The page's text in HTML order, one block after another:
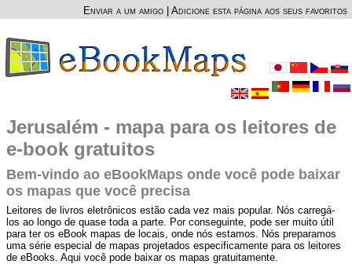
Enviar a um amigo Adicione esta página aos seus favoritos
Jerusalém - mapa para os leitores de
e-book gratuitos
Bem-vindo ao eBookMaps onde você pode baixar
os mapas que você precisa
Leitores de livros eletrônicos estão cada vez mais popular. Nós carregá-
los ao longo de quase toda a parte. Por conseguinte, pode ser muito útil
para ter os eBook mapas de locais, onde nós estamos. Nós preparamos
uma série especial de mapas projetados especificamente para os leitores
de eBooks. Aqui você pode baixar os mapas gratuitamente.